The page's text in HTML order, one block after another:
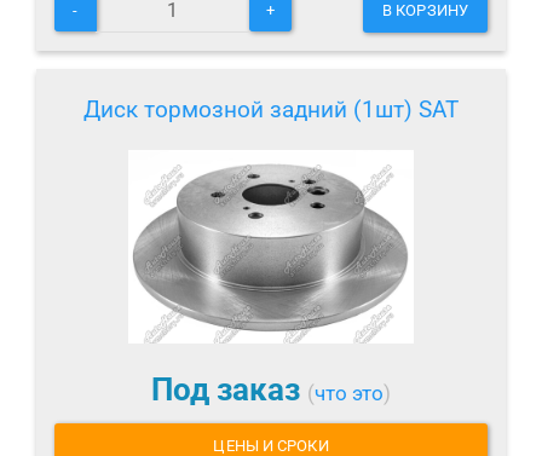
- + В КОРЗИНУ
Диск тормозной задний (1шт) SAT
Под заказ (что это)
ЦЕНЫ И СРОКИ